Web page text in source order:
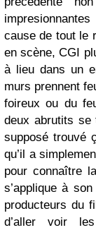
cause de tout le
en scène, CGI
à lieu dans un
murs prennent
foireux ou du
deux abrutits se
supposé trouvé
qu’il a
pour connaître
s’applique à
producteurs du
d’aller voir